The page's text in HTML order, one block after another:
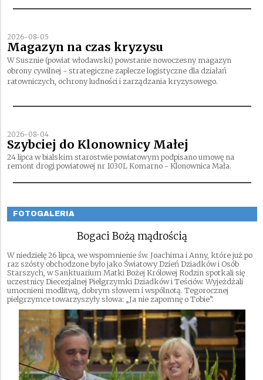
2026-08-05
Magazyn na czas kryzysu
W Susznie (powiat włodawski) powstanie nowoczesny magazyn
obrony cywilnej - strategiczne zaplecze logistyczne dla działań
ratowniczych, ochrony ludności i zarządzania kryzysowego.
2026-08-04
Szybciej do Klonownicy Małej
24 lipca w bialskim starostwie powiatowym podpisano umowę na
remont drogi powiatowej nr 1030L Komarno - Klonownica Mała.
FOTOGALERIA
Bogaci Bożą mądrością
W niedzielę 26 lipca, we wspomnienie św. Joachima i Anny, które już po
raz szósty obchodzone było jako Światowy Dzień Dziadków i Osób
Starszych, w Sanktuarium Matki Bożej Królowej Rodzin spotkali się
uczestnicy Diecezjalnej Pielgrzymki Dziadków i Teściów. Wyjeżdżali
umocnieni modlitwą, dobrym słowem i wspólnotą. Tegorocznej
pielgrzymce towarzyszyły słowa: „Ja nie zapomnę o Tobie”.